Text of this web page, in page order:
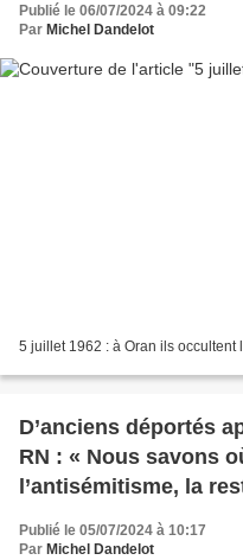
Publié le 06/07/2024 à 09:22
Par Michel Dandelot
5 juillet 1962 : à Oran ils occultent
D’anciens déportés
RN : « Nous savons
l’antisémitisme, la
Publié le 05/07/2024 à 10:17
Par Michel Dandelot